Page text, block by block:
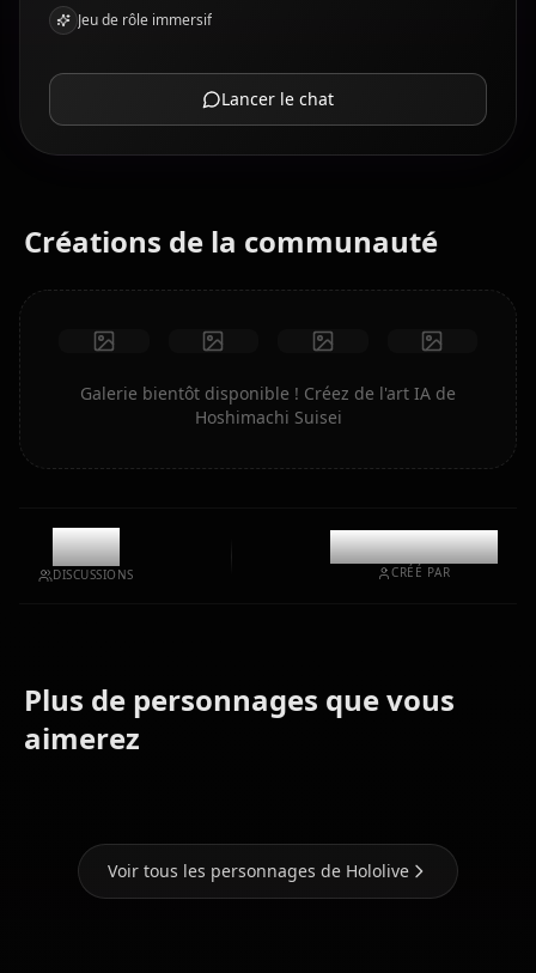
Jeu de rôle immersif
Lancer le chat
Créations de la communauté
Galerie bientôt disponible ! Créez de l'art IA de
Hoshimachi Suisei
9.8k
DISCUSSIONS
@casualwaifus
CRÉÉ PAR
Plus de personnages que vous
aimerez
Houshou
Voir tous les personnages de Hololive